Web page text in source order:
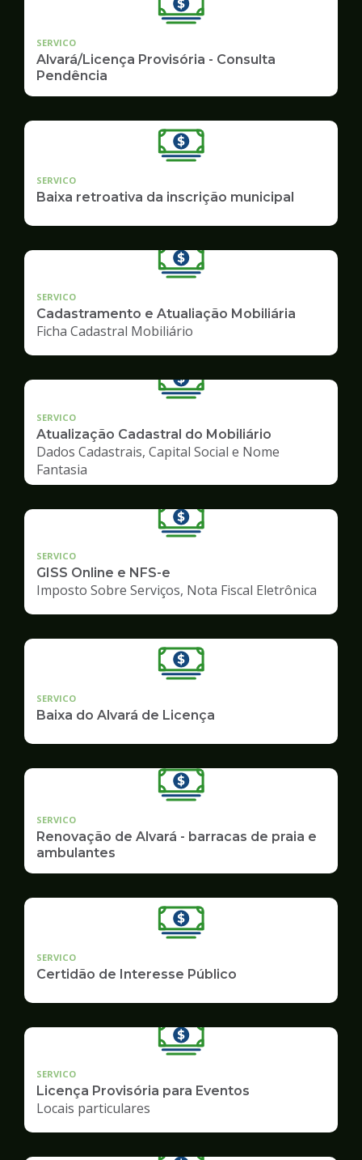
SERVICO
Alvará/Licença Provisória - Consulta
Pendência
SERVICO
Baixa retroativa da inscrição municipal
SERVICO
Cadastramento e Atualiação Mobiliária
Ficha Cadastral Mobiliário
SERVICO
Atualização Cadastral do Mobiliário
Dados Cadastrais, Capital Social e Nome
Fantasia
SERVICO
GISS Online e NFS-e
Imposto Sobre Serviços, Nota Fiscal Eletrônica
SERVICO
Baixa do Alvará de Licença
SERVICO
Renovação de Alvará - barracas de praia e
ambulantes
SERVICO
Certidão de Interesse Público
SERVICO
Licença Provisória para Eventos
Locais particulares